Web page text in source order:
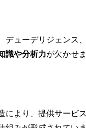
デューデリジェンス
識や分析力が欠かせ
により、提供サービ